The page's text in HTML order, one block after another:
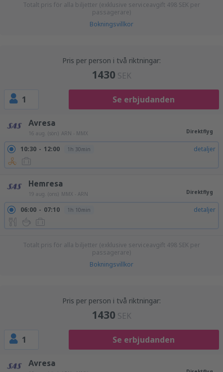
Totalt pris för alla biljetter (exklusive serviceavgift 498 SEK per
passagerare)
Bokningsvillkor
Pris per person i två riktningar:
1430 SEK
1 Se erbjudanden
Avresa
16 aug. (sön) ARN - MMX Direktflyg
10:30 12:00 1h 30min detaljer
Hemresa
19 aug. (ons) MMX - ARN Direktflyg
06:00 07:10 1h 10min detaljer
Totalt pris för alla biljetter (exklusive serviceavgift 498 SEK per
passagerare)
Bokningsvillkor
Pris per person i två riktningar:
1430 SEK
1 Se erbjudanden
Avresa